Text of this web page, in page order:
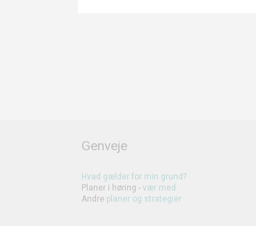
Genveje
Hvad gælder for min grund?
Planer i høring - vær med
Andre planer og strategier